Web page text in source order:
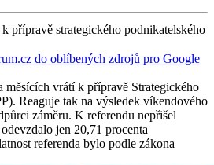
přípravě strategického podnikatelského
do oblíbených zdrojů pro Google
měsících vrátí k přípravě Strategického
Reaguje tak na výsledek víkendového
záměru. K referendu nepřišel
jen 20,71 procenta
referenda bylo podle zákona